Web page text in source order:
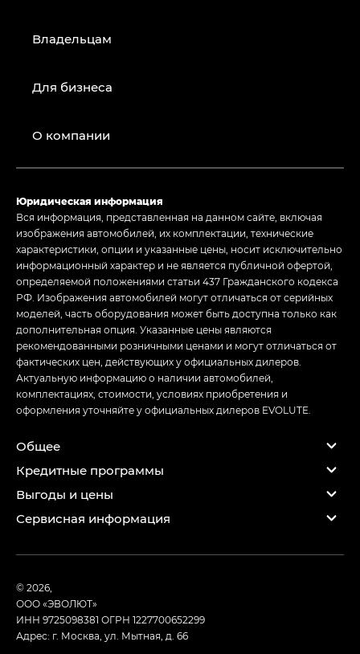
Владельцам
Для бизнеса
О компании
Юридическая информация
Вся информация, представленная на данном сайте, включая
изображения автомобилей, их комплектации, технические
характеристики, опции и указанные цены, носит исключительно
информационный характер и не является публичной офертой,
определяемой положениями статьи 437 Гражданского кодекса
РФ. Изображения автомобилей могут отличаться от серийных
моделей, часть оборудования может быть доступна только как
дополнительная опция. Указанные цены являются
рекомендованными розничными ценами и могут отличаться от
фактических цен, действующих у официальных дилеров.
Актуальную информацию о наличии автомобилей,
комплектациях, стоимости, условиях приобретения и
оформления уточняйте у официальных дилеров EVOLUTE.
Общее
Кредитные программы
Выгоды и цены
Сервисная информация
© 2026,
ООО «ЭВОЛЮТ»
ИНН 9725098381 ОГРН 1227700652299
Адрес: г. Москва, ул. Мытная, д. 66